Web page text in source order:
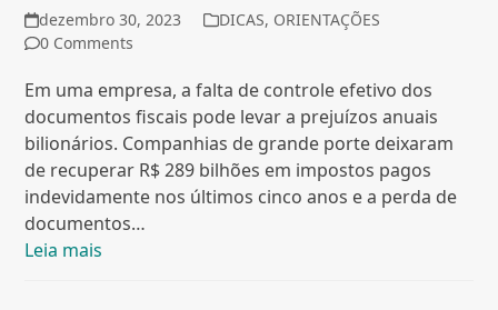
dezembro 30, 2023 DICAS, ORIENTAÇÕES
0 Comments
Em uma empresa, a falta de controle efetivo dos
documentos fiscais pode levar a prejuízos anuais
bilionários. Companhias de grande porte deixaram
de recuperar R$ 289 bilhões em impostos pagos
indevidamente nos últimos cinco anos e a perda de
documentos…
Leia mais